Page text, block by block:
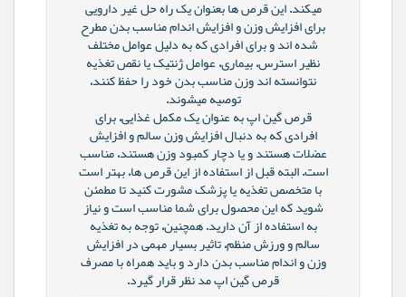
میکند. این قرص ها بعنوان یک راه حل غیر دارویی
برای افزایش وزن و افزایش اندام مناسب بدن مطرح
شده اند و برای افرادی که به دلیل عوامل مختلف
نظیر استرس، بیماری، عوامل ژنتیک یا نقص تغذیه
نتوانسته اند وزن مناسب بدن خود را حفظ کنند،
توصیه میشوند.
قرص گین اپ به عنوان یک مکمل غذایی، برای
افرادی که به دنبال افزایش وزن سالم و افزایش
عضلات هستند و یا دچار کمبود وزن هستند، مناسب
است. البته قبل از استفاده از این قرص ها، بهتر است
با متخصص تغذیه یا پزشک مشورت کنید تا مطمئن
شوید که این محصول برای شما مناسب است و نیاز
به استفاده از آن دارید. همچنین، توجه به تغذیه
سالم و ورزش منظم، تاثیر بسیار مهمی در افزایش
وزن و اندام مناسب بدن دارد و باید همراه با مصرف
قرص گین اپ مد نظر قرار گیرد.